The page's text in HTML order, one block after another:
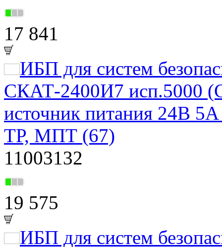
17 841
ИБП для систем
СКАТ-2400И7 исп.5000
источник питания 24В
ТР, МПТ (67)
11003132
19 575
ИБП для систем